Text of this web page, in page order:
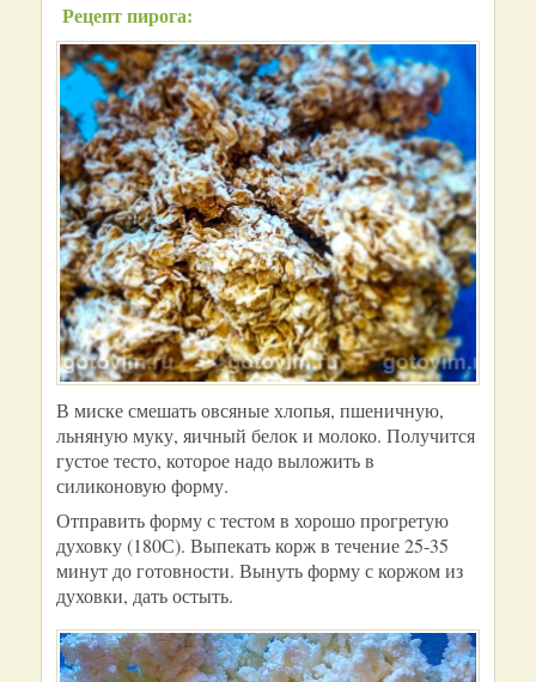
Рецепт пирога:
В миске смешать овсяные хлопья, пшеничную,
льняную муку, яичный белок и молоко. Получится
густое тесто, которое надо выложить в
силиконовую форму.
Отправить форму с тестом в хорошо прогретую
духовку (180С). Выпекать корж в течение 25-35
минут до готовности. Вынуть форму с коржом из
духовки, дать остыть.